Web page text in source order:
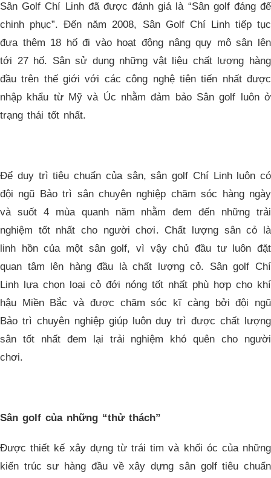
Sân Golf Chí Linh đã được đánh giá là “Sân golf đáng để
chinh phục”. Đến năm 2008, Sân Golf Chí Linh tiếp tục
đưa thêm 18 hố đi vào hoạt động nâng quy mô sân lên
tới 27 hố. Sân sử dụng những vật liệu chất lượng hàng
đầu trên thế giới với các công nghệ tiên tiến nhất được
nhập khẩu từ Mỹ và Úc nhằm đảm bảo Sân golf luôn ở
trạng thái tốt nhất.
Để duy trì tiêu chuẩn của sân, sân golf Chí Linh luôn có
đội ngũ Bảo trì sân chuyên nghiệp chăm sóc hàng ngày
và suốt 4 mùa quanh năm nhằm đem đến những trải
nghiệm tốt nhất cho người chơi. Chất lượng sân cỏ là
linh hồn của một sân golf, vì vậy chủ đầu tư luôn đặt
quan tâm lên hàng đầu là chất lượng cỏ. Sân golf Chí
Linh lựa chọn loại cỏ đới nóng tốt nhất phù hợp cho khí
hậu Miền Bắc và được chăm sóc kĩ càng bởi đội ngũ
Bảo trì chuyên nghiệp giúp luôn duy trì được chất lượng
sân tốt nhất đem lại trải nghiệm khó quên cho người
chơi.
Sân golf của những “thử thách”
Được thiết kế xây dựng từ trái tim và khối óc của những
kiến trúc sư hàng đầu về xây dựng sân golf tiêu chuẩn